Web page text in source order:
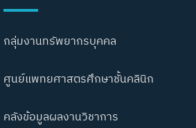
กลุ่มงานทรัพยากรบุคคล
ศูนย์แพทยศาสตรศึกษาชั้นคลินิก
คลังข้อมูลผลงานวิชาการ